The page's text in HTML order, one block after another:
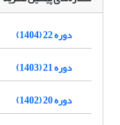
دوره 22 (1404)
دوره 21 (1403)
دوره 20 (1402)